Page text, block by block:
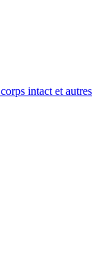
intact et autres